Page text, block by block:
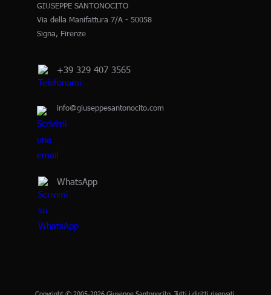
GIUSEPPE SANTONOCITO
Via della Manifattura 7/A - 50058
Signa, Firenze
+39 329 407 3565
info@giuseppesantonocito.com
WhatsApp
Copyright © 2005-2026 Giuseppe Santonocito. Tutti i diritti riservati.